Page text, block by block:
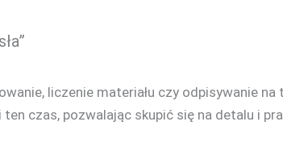
liczenie materiału czy odpisywanie na
ten czas, pozwalając skupić się na detalu i